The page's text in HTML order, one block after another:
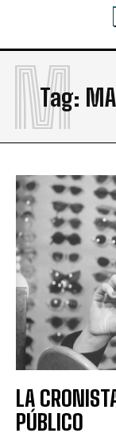
Tag:
M
LA
PÚBLICO